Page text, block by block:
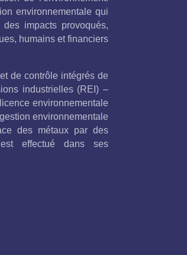
environnementale qui
impacts provoqués,
humains et financiers
de contrôle intégrés de
industrielles (REI) –
environnementale
environnementale
des métaux par des
effectué dans ses